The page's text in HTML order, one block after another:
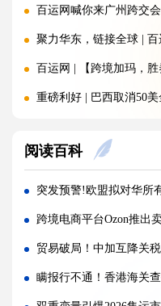
百运网喊你来广州跨交
聚力华东，链接全球 | 百运网携王
百运网 | 【跨境加玛，胜券在沃
重磅利好 | 巴西取消50
150欧元免税时代即将终结
突发 | 特朗普签署文件：美国将对
百运网 | 沃尔玛平台招商分享大
落幕不散场，聚力新征程 | 百
国际海运公司MSC 波斯湾航线新
开局即爆发!2026年前两月中俄贸易额
阅读百科
突发预警!欧盟拟对华所
跨境电商平台Ozon推出卖家专
贸易破局！中加互降关
瞒报行不通！香港海关查扣两货柜